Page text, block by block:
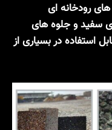
رودخانه ای
سفید و جلوه های
استفاده در بسیاری از